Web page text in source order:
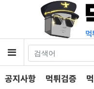
메뉴
공지사항 먹튀검증